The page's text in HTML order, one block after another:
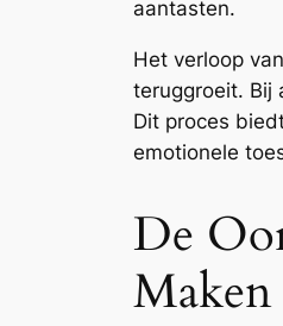
aantasten.
Het verloop
teruggroeit. Bij
Dit proces
emotionele
De
Maken